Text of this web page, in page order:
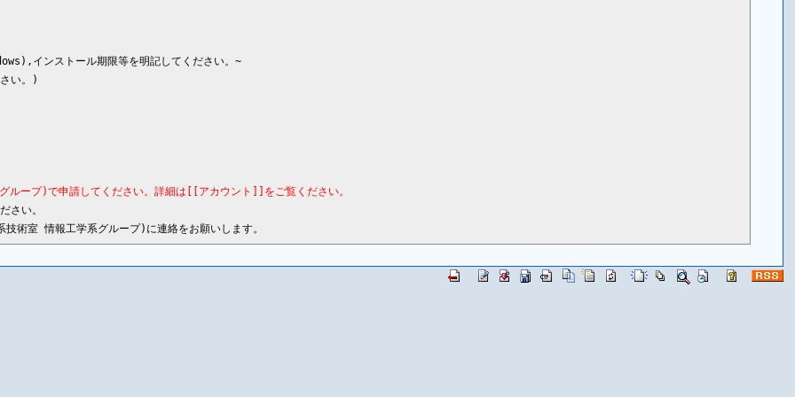
インストール期限等を明記してください。~
い。)
ープ)で申請してください。詳細は[[アカウント]]をご覧ください。
さい。